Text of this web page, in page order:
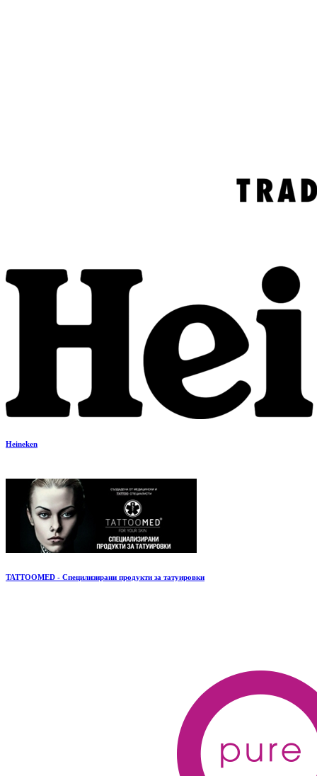
Heineken
TATTOOMED - Специлизирани продукти за татуировки